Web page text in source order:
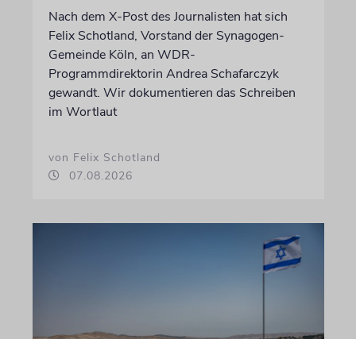
Nach dem X-Post des Journalisten hat sich
Felix Schotland, Vorstand der Synagogen-
Gemeinde Köln, an WDR-
Programmdirektorin Andrea Schafarczyk
gewandt. Wir dokumentieren das Schreiben
im Wortlaut
von Felix Schotland
07.08.2026